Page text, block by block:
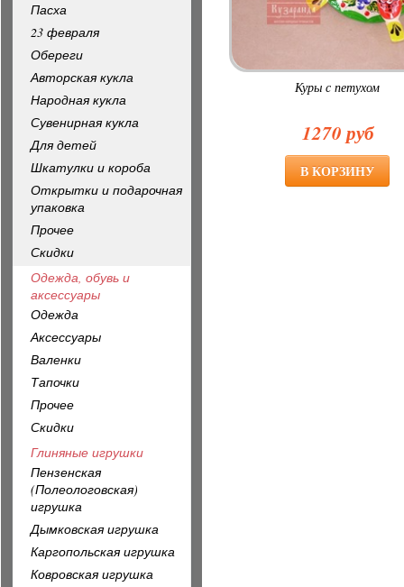
Куры с петухом
1270 руб
Пасха
23 февраля
Обереги
Авторская кукла
Народная кукла
Сувенирная кукла
Для детей
Шкатулки и короба
Открытки и подарочная
упаковка
Прочее
Скидки
Одежда, обувь и
аксессуары
Одежда
Аксессуары
Валенки
Тапочки
Прочее
Скидки
Глиняные игрушки
Пензенская
(Полеологовская)
игрушка
Дымковская игрушка
Каргопольская игрушка
Ковровская игрушка